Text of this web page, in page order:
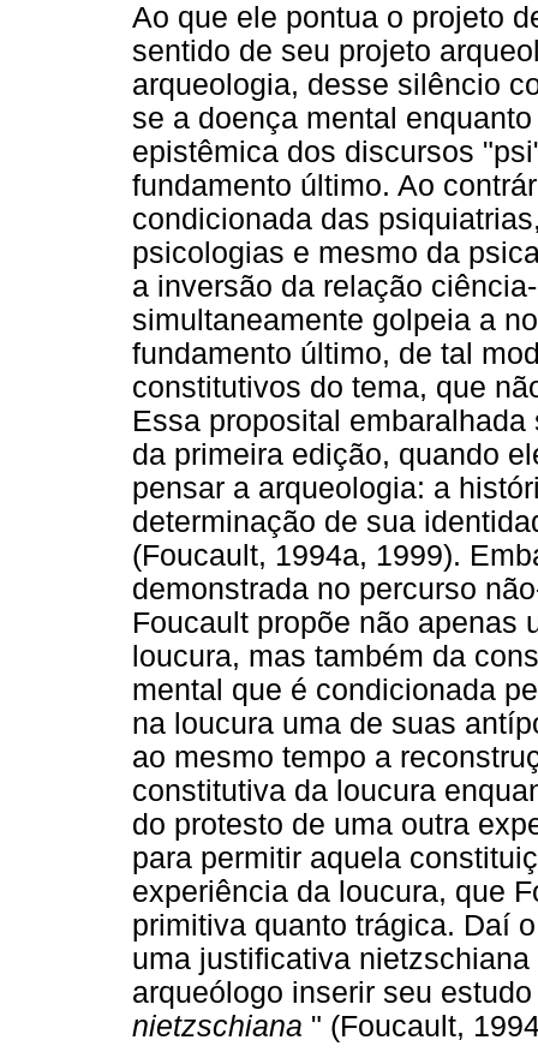
Ao que ele pontua o projeto
sentido de seu projeto
arqueologia, desse silêncio
se a doença mental
epistêmica dos discursos
fundamento último. Ao
condicionada das
psicologias e mesmo da
a inversão da relação
simultaneamente golpeia a
fundamento último, de tal
constitutivos do tema, que
Essa proposital
da primeira edição, quando
pensar a arqueologia: a
determinação de sua
(Foucault, 1994a, 1999).
demonstrada no percurso
Foucault propõe não apenas
loucura, mas também da
mental que é condicionada
na loucura uma de suas
ao mesmo tempo a
constitutiva da loucura
do protesto de uma outra
para permitir aquela
experiência da loucura, que
primitiva quanto trágica. Daí
uma justificativa
arqueólogo inserir seu
nietzschiana " (Foucault,